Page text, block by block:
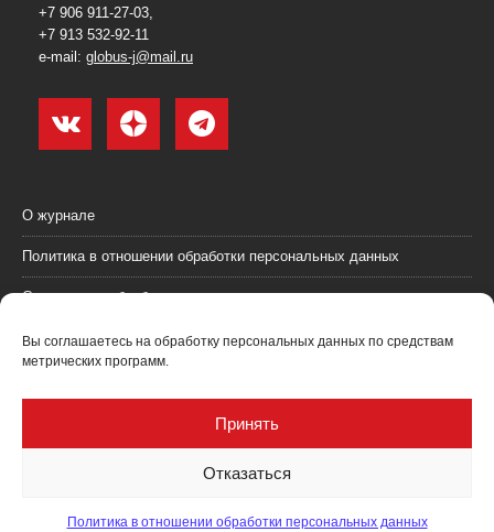
Вы соглашаетесь на обработку персональных данных по средствам
метрических программ.
Принять
Отказаться
Политика в отношении обработки персональных данных
+7 906 911-27-03,
+7 913 532-92-11
e-mail: globus-j@mail.ru
О журнале
Политика в отношении обработки персональных данных
Согласие на обработку персональных данных
Пользовательское соглашение (оферта)
Журнал "Глобус: геология и бизнес" @ 2021. Все права соблюдены.